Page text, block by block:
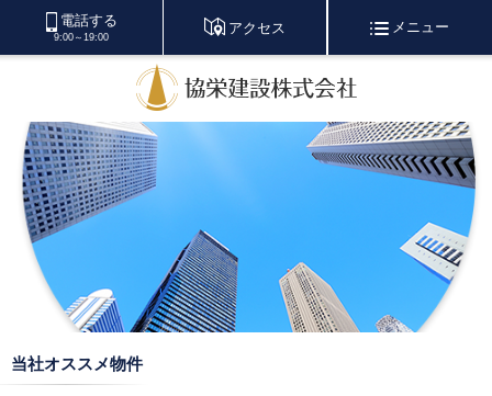
電話する
9:00～19:00
アクセス メニュー
当社オススメ物件